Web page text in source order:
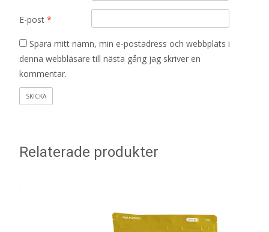
E-post *
Spara mitt namn, min e-postadress och webbplats i
denna webbläsare till nästa gång jag skriver en
kommentar.
Relaterade produkter